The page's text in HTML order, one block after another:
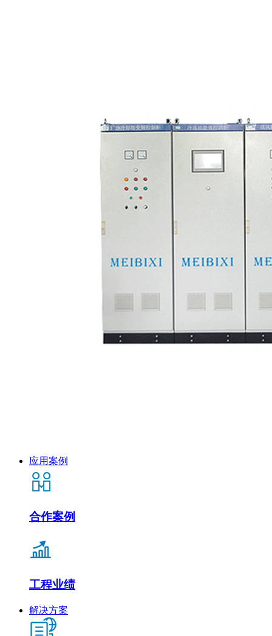
应用案例
合作案例
工程业绩
解决方案